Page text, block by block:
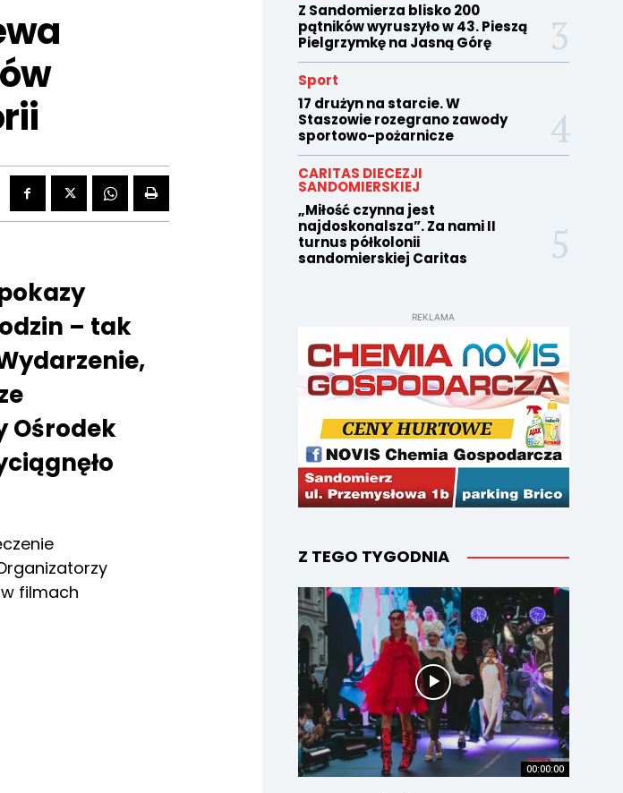
– tak
Ośrodek
filmach
Z Sandomierza blisko 200
pątników wyruszyło w 43. Pieszą
Pielgrzymkę na Jasną Górę
Sport
17 drużyn na starcie. W
Staszowie rozegrano zawody
sportowo-pożarnicze
CARITAS DIECEZJI
SANDOMIERSKIEJ
„Miłość czynna jest
najdoskonalsza”. Za nami II
turnus półkolonii
sandomierskiej Caritas
REKLAMA
Z TEGO TYGODNIA
00:00:00